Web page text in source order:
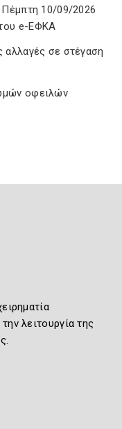
10/09/2026
e-ΕΦΚΑ
αλλαγές σε στέγαση
οφειλών
λειτουργία της